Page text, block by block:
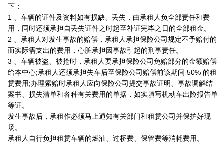
下：
1 、车辆的证件及资料如有损缺、丢失，由承租人负全部责任和费
用，同时还须承担自丢失证件之时起至补证完毕之日的全部租金。
2 、承租人对发生事故的赔偿，承租人承担保险公司规定不予赔付的
而实际需支出的费用，心脏承担因事故引起的刑事责任。
3 、车辆被盗、被抢时，承租人要承担保险公司免赔部分的金额赔偿
给本中心;承租人还须承担失车后至保险公司赔偿前该期间 50% 的租
赁费用;办理索赔时承租人应向保险公司提交事故证明、事故调解结
案书、损失清单和各种有关费用的单据，如实填写机动车出险报告单
等证。
发生事故后，承租作必须马上通知有关部门和租赁公司并保护好现
场。
承租人自行负担租赁车辆的燃油、过桥费、保管费等消耗费用。